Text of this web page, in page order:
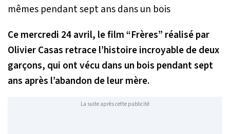
Ce mercredi 24 avril, le film “Frères” réalisé par
Olivier Casas retrace l’histoire incroyable de deux
garçons, qui ont vécu dans un bois pendant sept
ans après l’abandon de leur mère.
La suite après cette publicité